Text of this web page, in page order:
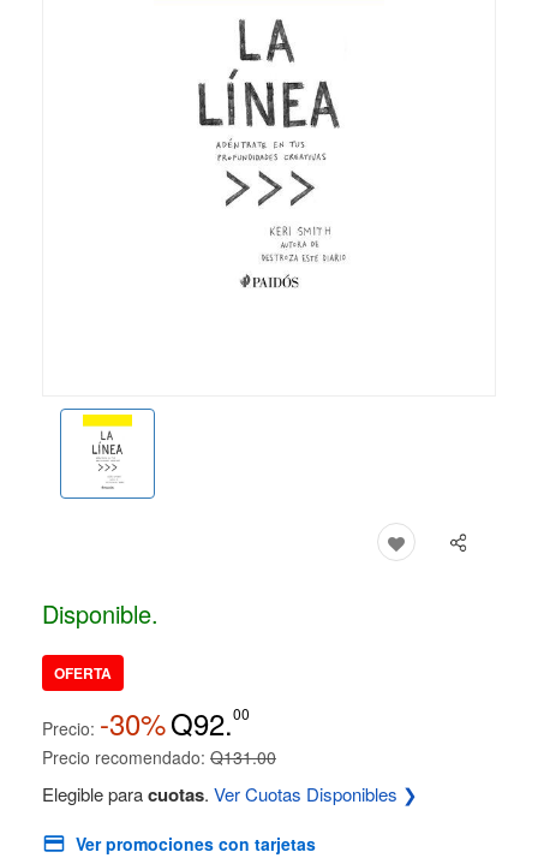
Disponible.
OFERTA
Precio: -30%Q92.00
Precio recomendado: Q131.00
Elegible paracuotas. Ver Cuotas Disponibles ❯
Ver promociones con tarjetas